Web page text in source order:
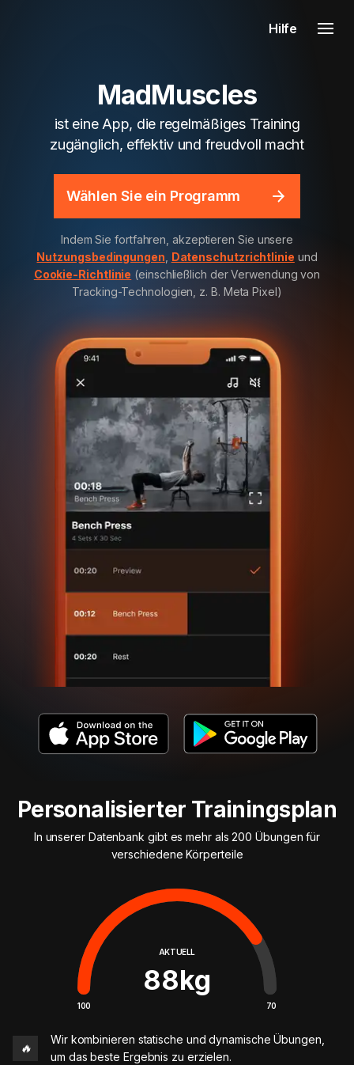
Hilfe
MadMuscles
ist eine App, die regelmäßiges Training
zugänglich, effektiv und freudvoll macht
Wählen Sie ein Programm
Indem Sie fortfahren, akzeptieren Sie unsere
Nutzungsbedingungen Datenschutzrichtlinie und
Cookie-Richtlinie (einschließlich der Verwendung von
Tracking-Technologien, z. B. Meta Pixel)
Personalisierter Trainingsplan
In unserer Datenbank gibt es mehr als 200 Übungen für
verschiedene Körperteile
AKTUELL
88kg
100 70
🔥
Wir kombinieren statische und dynamische Übungen,
um das beste Ergebnis zu erzielen.